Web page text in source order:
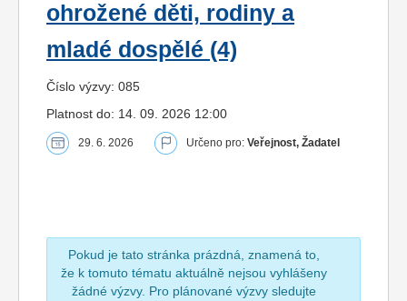
ohrožené děti, rodiny a
mladé dospělé (4)
Číslo výzvy: 085
Platnost do: 14. 09. 2026 12:00
29. 6. 2026 Určeno pro: Veřejnost, Žadatel
Pokud je tato stránka prázdná, znamená to,
že k tomuto tématu aktuálně nejsou vyhlášeny
žádné výzvy. Pro plánované výzvy sledujte